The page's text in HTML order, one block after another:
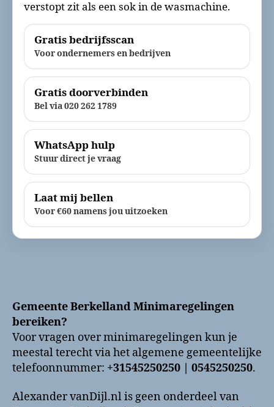
verstopt zit als een sok in de wasmachine.
Gratis bedrijfsscan
Voor ondernemers en bedrijven
Gratis doorverbinden
Bel via 020 262 1789
WhatsApp hulp
Stuur direct je vraag
Laat mij bellen
Voor €60 namens jou uitzoeken
Gemeente Berkelland Minimaregelingen
bereiken?
Voor vragen over minimaregelingen kun je
meestal terecht via het algemene gemeentelijke
telefoonnummer: +31545250250 | 0545250250.
Alexander vanDijl.nl is geen onderdeel van